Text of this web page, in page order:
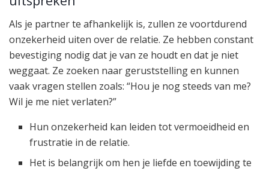
Als je partner te afhankelijk is, zullen ze voortdurend
onzekerheid uiten over de relatie. Ze hebben constant
bevestiging nodig dat je van ze houdt en dat je niet
weggaat. Ze zoeken naar geruststelling en kunnen
vaak vragen stellen zoals: “Hou je nog steeds van me?
Wil je me niet verlaten?”
Hun onzekerheid kan leiden tot vermoeidheid en
frustratie in de relatie.
Het is belangrijk om hen je liefde en toewijding te